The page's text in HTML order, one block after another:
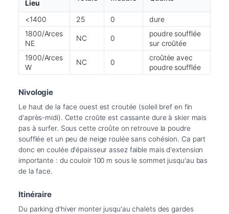
Lieu
<1400 25 0
dure
1800/Arces
NE
NC 0
poudre soufflée
sur croûtée
1900/Arces
W
NC 0
croûtée avec
poudre soufflée
Nivologie
Le haut de la face ouest est croutée (soleil bref en fin
d'après-midi). Cette croûte est cassante dure à skier mais
pas à surfer. Sous cette croûte on retrouve la poudre
soufflée et un peu de neige roulée sans cohésion. Ca part
donc en coulée d'épaisseur assez faible mais d'extension
importante : du couloir 100 m sous le sommet jusqu'au bas
de la face.
Itinéraire
Du parking d'hiver monter jusqu'au chalets des gardes